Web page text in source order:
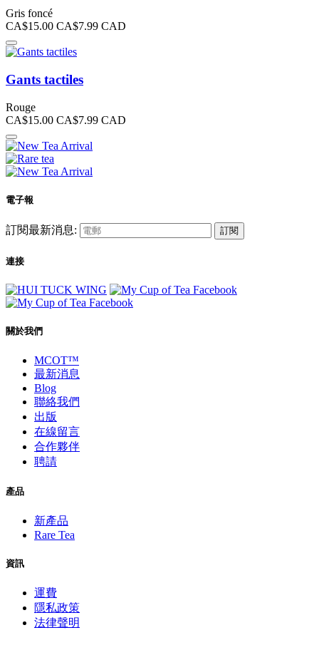
Gris foncé
CA$15.00 CA$7.99 CAD
Gants tactiles
Rouge
CA$15.00 CA$7.99 CAD
電子報
訂閱最新消息: 訂閱
連接
關於我們
MCOT™
最新消息
Blog
聯絡我們
出版
在線留言
合作夥伴
聘請
產品
新產品
Rare Tea
資訊
運費
隱私政策
法律聲明